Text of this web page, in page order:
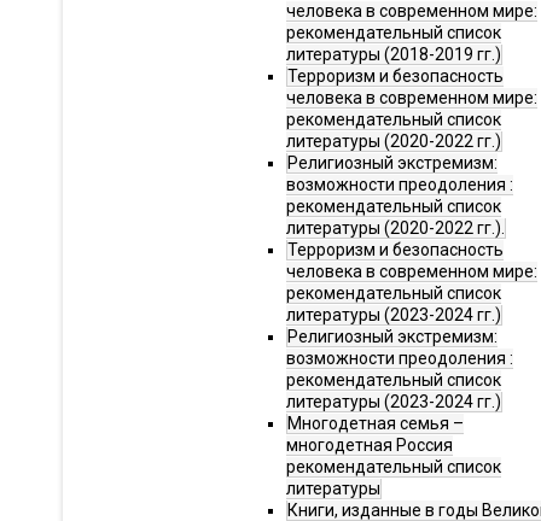
человека в современном мире:
рекомендательный список
литературы (2018-2019 гг.)
Терроризм и безопасность
человека в современном мире:
рекомендательный список
литературы (2020-2022 гг.)
Религиозный экстремизм:
возможности преодоления :
рекомендательный список
литературы (2020-2022 гг.).
Терроризм и безопасность
человека в современном мире:
рекомендательный список
литературы (2023-2024 гг.)
Религиозный экстремизм:
возможности преодоления :
рекомендательный список
литературы (2023-2024 гг.)
Многодетная семья –
многодетная Россия
рекомендательный список
литературы
Книги, изданные в годы